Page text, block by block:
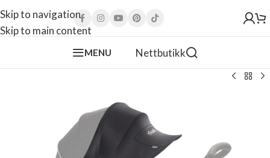
Skip to navigation
Skip to main content
MENU Nettbutikk